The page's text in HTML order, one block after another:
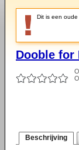
Dit is een
Dooble for
Beschrijving